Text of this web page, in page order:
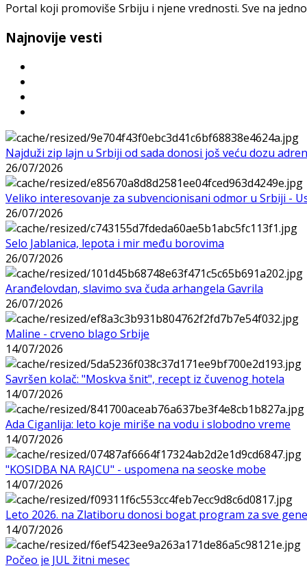
Portal koji promoviše Srbiju i njene vrednosti. Sve na
Najnovije vesti
Najduži zip lajn u Srbiji od sada donosi još veću dozu
26/07/2026
Veliko interesovanje za subvencionisani odmor u Srbiji -
26/07/2026
Selo Jablanica, lepota i mir među borovima
26/07/2026
Aranđelovdan, slavimo sva čuda arhangela Gavrila
26/07/2026
Maline - crveno blago Srbije
14/07/2026
Savršen kolač: "Moskva šnit", recept iz čuvenog hotela
14/07/2026
Ada Ciganlija: leto koje miriše na vodu i slobodno vreme
14/07/2026
"KOSIDBA NA RAJCU" - uspomena na seoske mobe
14/07/2026
Leto 2026. na Zlatiboru donosi bogat program za sve
14/07/2026
Počeo je JUL žitni mesec